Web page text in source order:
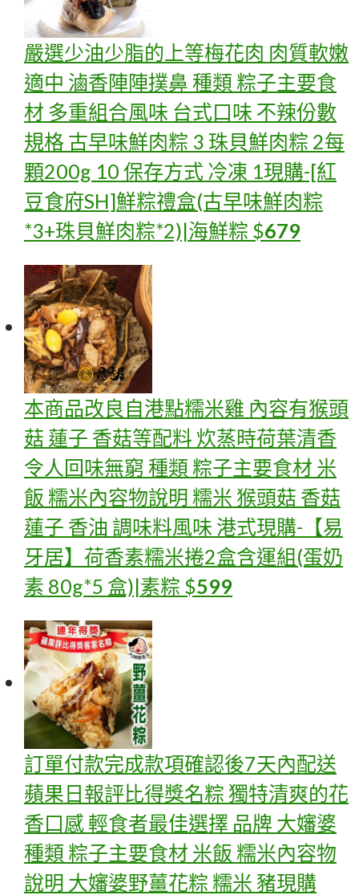
嚴選少油少脂的上等梅花肉 肉質軟嫩
適中 滷香陣陣撲鼻 種類 粽子主要食
材 多重組合風味 台式口味 不辣份數
規格 古早味鮮肉粽 3 珠貝鮮肉粽 2每
顆200g 10 保存方式 冷凍 1現購-[紅
豆食府SH]鮮粽禮盒(古早味鮮肉粽
*3+珠貝鮮肉粽*2)|海鮮粽 $679
本商品改良自港點糯米雞 內容有猴頭
菇 蓮子 香菇等配料 炊蒸時荷葉清香
令人回味無窮 種類 粽子主要食材 米
飯 糯米內容物說明 糯米 猴頭菇 香菇
蓮子 香油 調味料風味 港式現購-【易
牙居】荷香素糯米捲2盒含運組(蛋奶
素 80g*5 盒)|素粽 $599
訂單付款完成款項確認後7天內配送
蘋果日報評比得獎名粽 獨特清爽的花
香口感 輕食者最佳選擇 品牌 大嬸婆
種類 粽子主要食材 米飯 糯米內容物
說明 大嬸婆野薑花粽 糯米 豬現購